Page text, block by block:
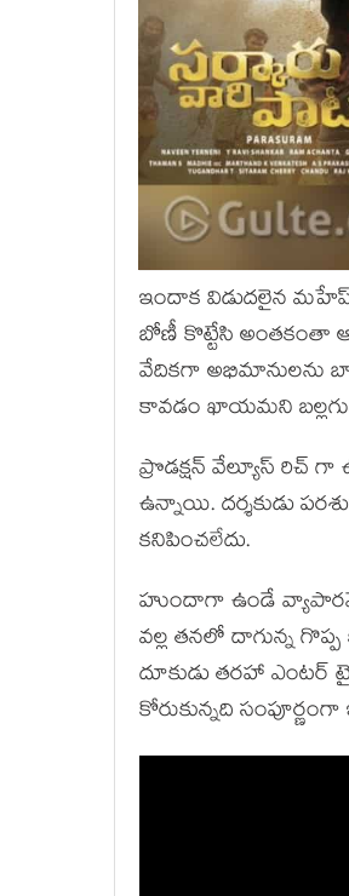
ఇందాక విడుదలైన మహేష్
బోణీ కొట్టేసి అంతకంతా
వేదికగా అభిమానులను
కావడం ఖాయమని
ప్రొడక్షన్ వేల్యూస్ రిచ్
ఉన్నాయి. దర్శకుడు
కనిపించలేదు.
హుందాగా ఉండే
వల్ల తనలో దాగున్న
దూకుడు తరహా ఎంటర్
కోరుకున్నది